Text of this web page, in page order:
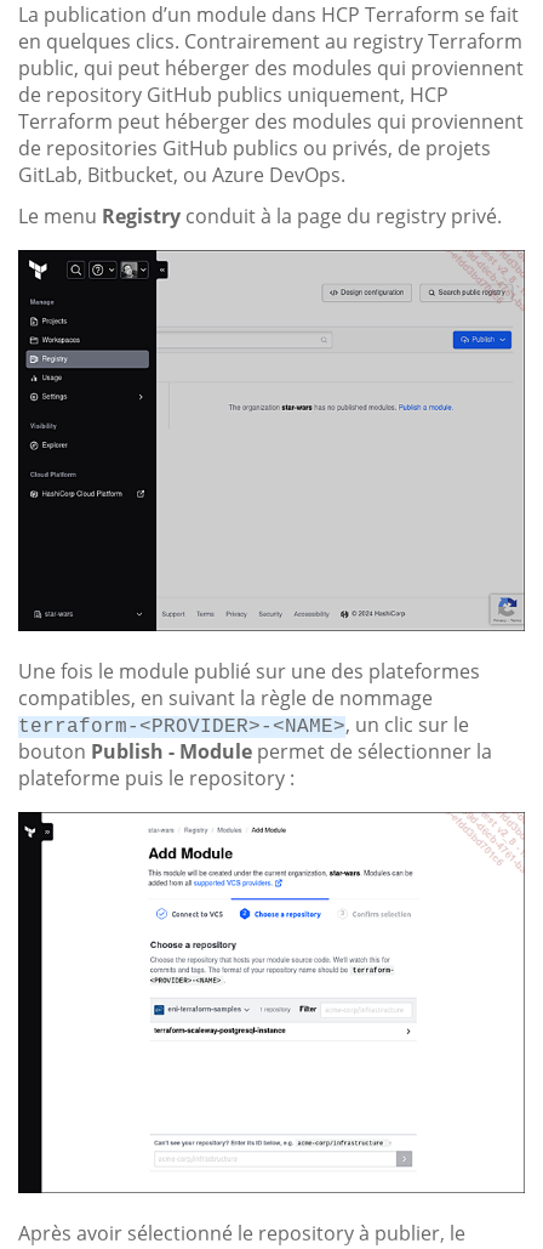
La publication d’un module dans HCP Terraform se fait
en quelques clics. Contrairement au registry Terraform
public, qui peut héberger des modules qui proviennent
de repository GitHub publics uniquement, HCP
Terraform peut héberger des modules qui proviennent
de repositories GitHub publics ou privés, de projets
GitLab, Bitbucket, ou Azure DevOps.
Le menu Registry conduit à la page du registry privé.
Une fois le module publié sur une des plateformes
compatibles, en suivant la règle de nommage
terraform-<PROVIDER>-<NAME>, un clic sur le
bouton Publish - Module permet de sélectionner la
plateforme puis le repository :
Après avoir sélectionné le repository à publier, le